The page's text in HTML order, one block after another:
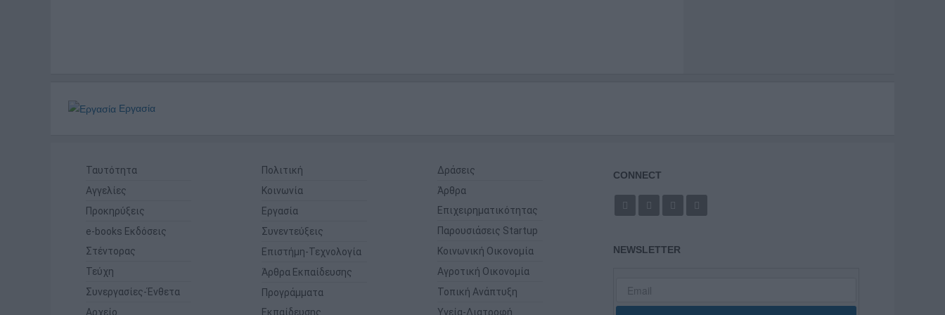
Εργασία
Ταυτότητα
Αγγελίες
Προκηρύξεις
e-books Εκδόσεις
Στέντορας
Τεύχη
Συνεργασίες-Ένθετα
Αρχείο
Πολιτική
Κοινωνία
Εργασία
Συνεντεύξεις
Επιστήμη-Τεχνολογία
Άρθρα Εκπαίδευσης
Προγράμματα
Εκπαίδευσης
Δράσεις
Άρθρα
Επιχειρηματικότητας
Παρουσιάσεις Startup
Κοινωνική Οικονομία
Αγροτική Οικονομία
Τοπική Ανάπτυξη
Υγεία-Διατροφή
CONNECT
NEWSLETTER